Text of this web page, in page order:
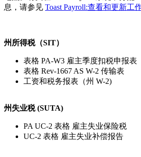
息，请参见 Toast Payroll:查看和更新工
州所得税（SIT）
表格 PA-W3 雇主季度扣税申报表
表格 Rev-1667 AS W-2 传输表
工资和税务报表（州 W-2)
州失业税 (SUTA)
PA UC-2 表格 雇主失业保险税
UC-2 表格 雇主失业补偿报告